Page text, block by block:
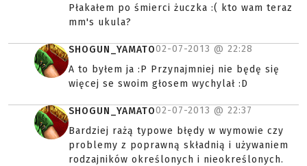
Płakałem po śmierci żuczka :( kto wam teraz
mm's ukula?
SHOGUN_YAMATO02-07-2013 @ 22:28
A to byłem ja :P Przynajmniej nie będę się
więcej se swoim głosem wychylał :D
SHOGUN_YAMATO02-07-2013 @ 22:37
Bardziej rażą typowe błędy w wymowie czy
problemy z poprawną składnią i używaniem
rodzajników określonych i nieokreślonych.